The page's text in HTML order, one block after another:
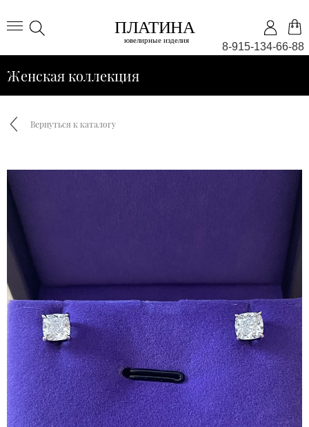
8-915-134-66-88
Женская коллекция
Вернуться к каталогу